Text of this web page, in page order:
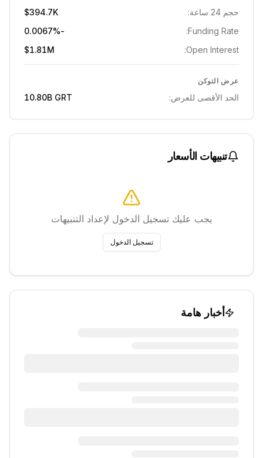
حجم 24 ساعة:
$394.7K
Funding Rate:
-0.0067%
Open Interest:
$1.81M
عرض التوكن
الحد الأقصى للعرض: 10.80B GRT
تنبيهات الأسعار
يجب عليك تسجيل الدخول لإعداد التنبيهات
تسجيل الدخول
أخبار هامة